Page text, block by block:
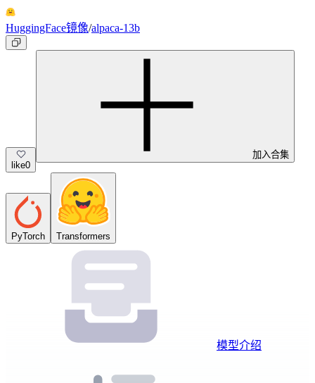
HuggingFace镜像/alpaca-13b
like0
加入合集
PyTorch Transformers
模型介绍